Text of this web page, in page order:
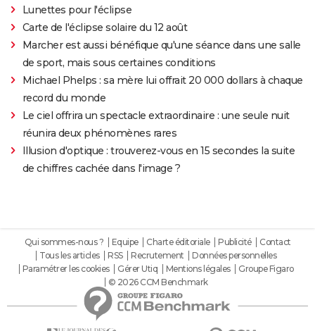
Lunettes pour l'éclipse
Carte de l'éclipse solaire du 12 août
Marcher est aussi bénéfique qu'une séance dans une salle
de sport, mais sous certaines conditions
Michael Phelps : sa mère lui offrait 20 000 dollars à chaque
record du monde
Le ciel offrira un spectacle extraordinaire : une seule nuit
réunira deux phénomènes rares
Illusion d'optique : trouverez-vous en 15 secondes la suite
de chiffres cachée dans l'image ?
Qui sommes-nous ? Equipe Charte éditoriale Publicité
Contact
Tous les articles
RSS Recrutement
Données personnelles
Paramétrer les cookies
Gérer Utiq Mentions légales
Groupe Figaro
© 2026 CCM Benchmark